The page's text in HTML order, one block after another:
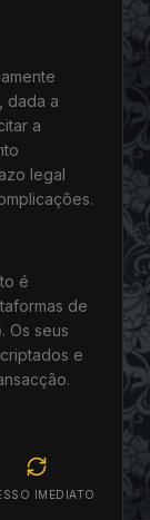
dada a
a
legal
é
de
Os seus
e
IMEDIATO